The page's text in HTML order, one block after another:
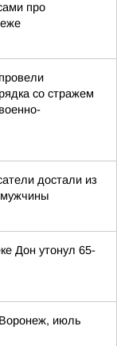
про
со стражем
достали из
мужчины
Дон утонул 65-
июль